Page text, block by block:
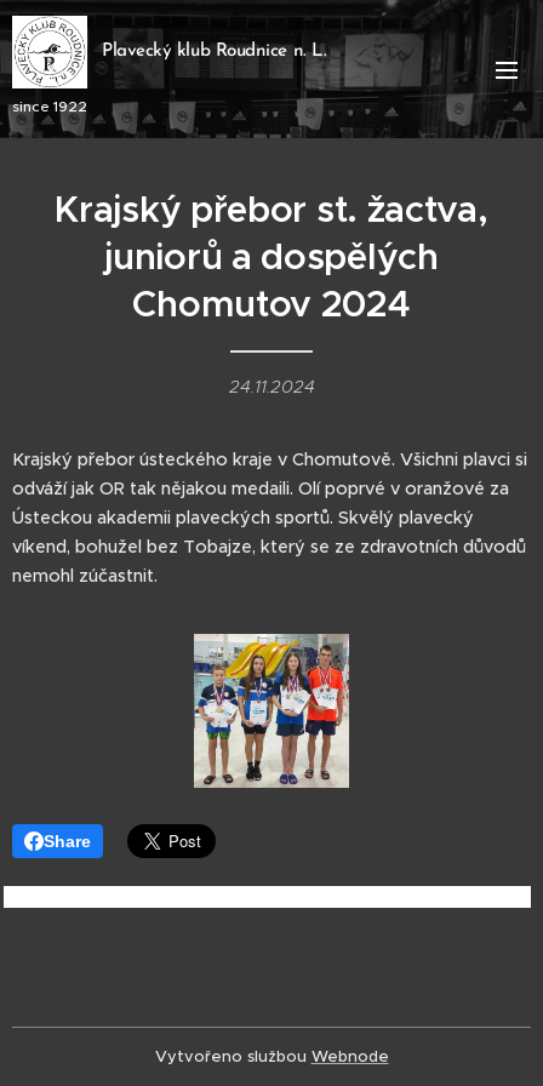
Plavecký klub Roudnice n. L.
since 1922
Krajský přebor st. žactva,
juniorů a dospělých
Chomutov 2024
24.11.2024
Krajský přebor ústeckého kraje v Chomutově. Všichni plavci si
odváží jak OR tak nějakou medaili. Olí poprvé v oranžové za
Ústeckou akademii plaveckých sportů. Skvělý plavecký
víkend, bohužel bez Tobajze, který se ze zdravotních důvodů
nemohl zúčastnit.
Share
Vytvořeno službou Webnode